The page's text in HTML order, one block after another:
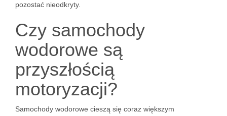
pozostać nieodkryty.
Czy samochody
wodorowe są
przyszłością
motoryzacji?
Samochody wodorowe cieszą się coraz większym